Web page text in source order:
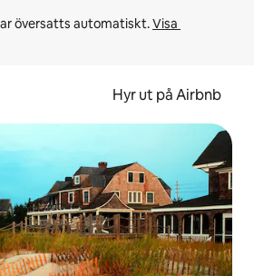
översatts automatiskt. Visa
Hyr ut på Airbnb